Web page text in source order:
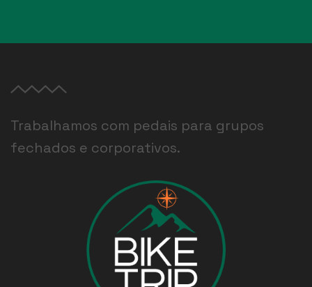
Trabalhamos com pedais para grupos
fechados e corporativos.